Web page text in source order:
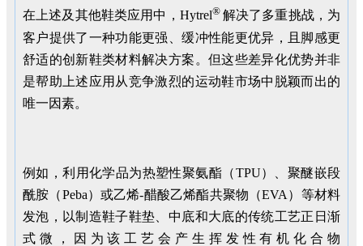
在上述及其他鞋类应用中，Hytrel® 解决了多重挑战，为
客户提供了一种功能更强、缓冲性能更优异，且脚感更
舒适的创新鞋类材料解决方案。但这些差异化优势并非
是帮助上述应用从竞争激烈的运动鞋市场中脱颖而出的
唯一因素。
例如，利用化学品为热塑性聚氨酯（TPU）、聚醚嵌段
酰胺（Peba）或乙烯-醋酸乙烯酯共聚物（EVA）等材料
发泡，以制造鞋子鞋垫、中底和大底的传统工艺正日渐
式微，因为该工艺会产生挥发性有机化合物